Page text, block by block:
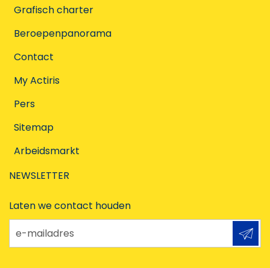
Grafisch charter
Beroepenpanorama
Contact
My Actiris
Pers
Sitemap
Arbeidsmarkt
NEWSLETTER
Laten we contact houden
e-mailadres